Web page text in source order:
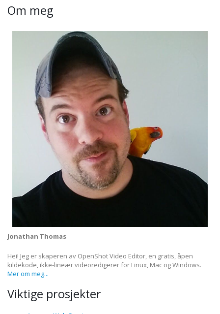
Om meg
Jonathan Thomas
Hei! Jeg er skaperen av OpenShot Video Editor, en gratis, åpen
kildekode, ikke-lineær videoredigerer for Linux, Mac og Windows.
Mer om meg...
Viktige prosjekter